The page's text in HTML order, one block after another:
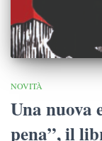
NOVITÀ
Una nuova
pena”, il